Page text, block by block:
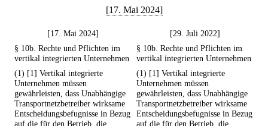
[17. Mai 2024]
[17. Mai 2024]
[29. Juli 2022]
§ 10b. Rechte und Pflichten im
vertikal integrierten Unternehmen
§ 10b. Rechte und Pflichten im
vertikal integrierten Unternehmen
(1) [1] Vertikal integrierte
Unternehmen müssen
gewährleisten, dass Unabhängige
Transportnetzbetreiber wirksame
Entscheidungsbefugnisse in Bezug
auf die für den Betrieb, die
(1) [1] Vertikal integrierte
Unternehmen müssen
gewährleisten, dass Unabhängige
Transportnetzbetreiber wirksame
Entscheidungsbefugnisse in Bezug
auf die für den Betrieb, die